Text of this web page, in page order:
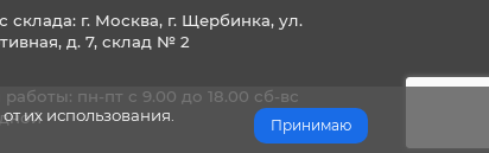
их использования.
Принимаю
склада: г. Москва, г. Щербинка, ул.
д. 7, склад № 2
пн-пт с 9.00 до 18.00 сб-вс